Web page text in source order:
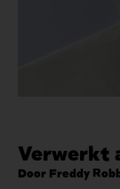
Verwerkt
Door Freddy